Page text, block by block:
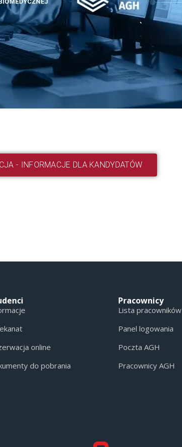
- INFORMACJE DLA KANDYDATÓW
online
do pobrania
Pracownicy
Lista pracowników
Panel logowania
Poczta AGH
Pracownicy AGH